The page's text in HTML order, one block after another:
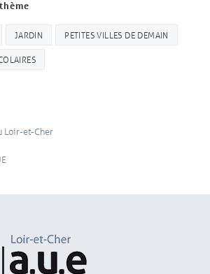
JARDIN PETITES VILLES DE DEMAIN
Loir-et-Cher